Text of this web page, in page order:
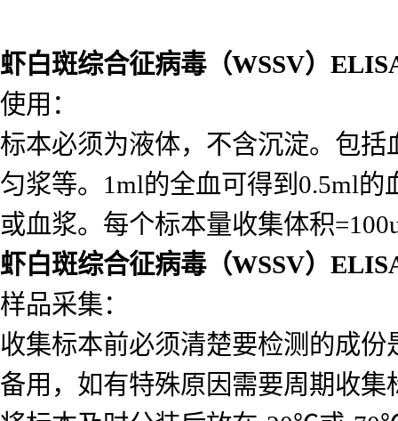
虾白斑综合征病毒（WSSV）
使用：
标本必须为液体，不含沉淀。包
匀浆等。1ml的全血可得到0.5ml的
或血浆。每个标本量收集体积
虾白斑综合征病毒（WSSV）
样品采集：
收集标本前必须清楚要检测的成
备用，如有特殊原因需要周期收集